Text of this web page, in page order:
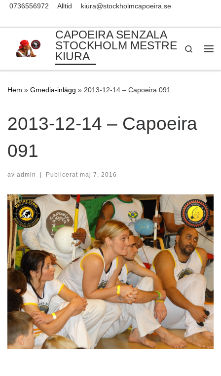
0736556972 Alltid kiura@stockholmcapoeira.se
CAPOEIRA SENZALA
STOCKHOLM MESTRE
KIURA
Search
Hem » Gmedia-inlägg » 2013-12-14 – Capoeira 091
2013-12-14 – Capoeira
091
av admin | Publicerat maj 7, 2016